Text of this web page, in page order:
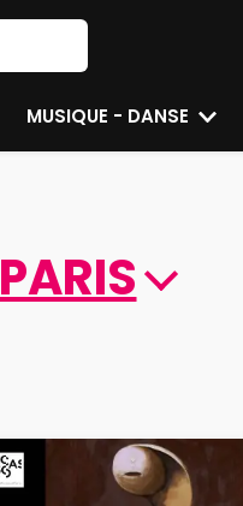
MUSIQUE - DANSE
PARIS